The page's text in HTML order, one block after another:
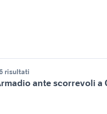
risultati
ante scorrevoli a